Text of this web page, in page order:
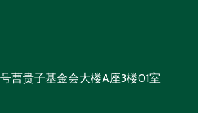
曹贵子基金会大楼A座3楼01室